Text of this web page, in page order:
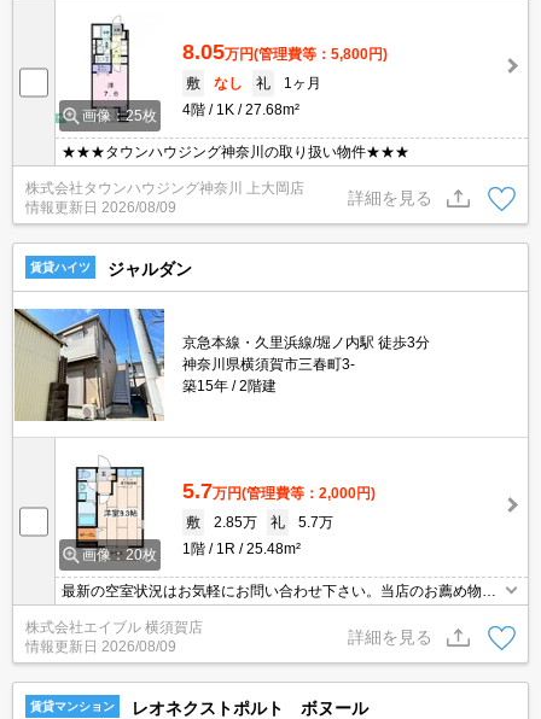
画像：25枚
8.05万円(管理費等：5,800円)
敷
なし 礼
1ヶ月
4階
1K 27.68m²
★★★タウンハウジング神奈川の取り扱い物件★★★
株式会社タウンハウジング神奈川 上大岡店
情報更新日 2026/08/09
詳細を見る
賃貸ハイツ ジャルダン
京急本線・久里浜線/堀ノ内駅 徒歩3分
神奈川県横須賀市三春町3-
築15年
2階建
画像：20枚
5.7万円(管理費等：2,000円)
敷
2.85万 礼
5.7万
1階
1R 25.48m²
最新の空室状況はお気軽にお問い合わせ下さい。当店のお薦め物
件。仲介手数料家賃の55%。消火剤・防災グッズ代16,500円～。
株式会社エイブル 横須賀店
情報更新日 2026/08/09
詳細を見る
賃貸マンション レオネクストポルト ボヌール